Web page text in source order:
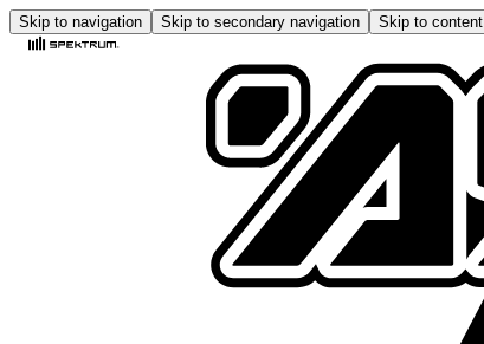
Skip to navigation Skip to secondary navigation Skip to content